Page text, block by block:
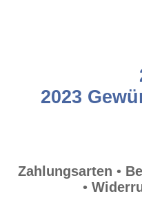
2023
Zahlungsarten •
•